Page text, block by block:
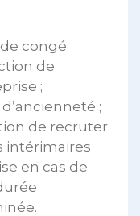
congé
de
;
;
de recruter
intérimaires
en cas de